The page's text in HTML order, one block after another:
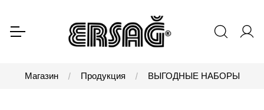
Магазин Продукция ВЫГОДНЫЕ НАБОРЫ